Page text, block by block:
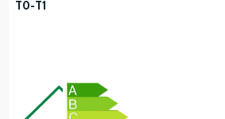
T0-T1